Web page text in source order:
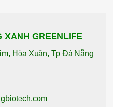
XANH GREENLIFE
Hòa Xuân, Tp Đà Nẵng